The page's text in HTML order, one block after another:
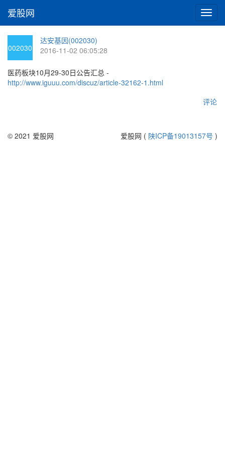
切
换
爱股网
002030
达安基因(002030)
2016-11-02 06:05:28
医药板块10月29-30日公告汇总 -
http://www.iguuu.com/discuz/article-32162-1.html
评论
© 2021 爱股网 爱股网 ( 陕ICP备19013157号 )